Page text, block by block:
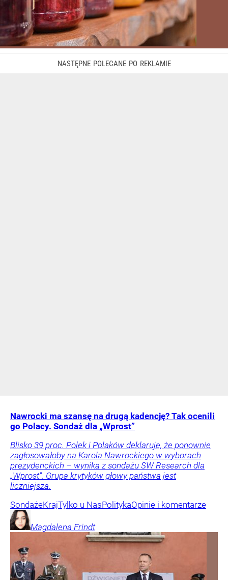
Nawrocki ma szansę na drugą kadencję? Tak ocenili
go Polacy. Sondaż dla „Wprost”
Blisko 39 proc. Polek i Polaków deklaruje, że ponownie
zagłosowałoby na Karola Nawrockiego w wyborach
prezydenckich – wynika z sondażu SW Research dla
„Wprost”. Grupa krytyków głowy państwa jest
liczniejsza.
SondażeKrajTylko u NasPolitykaOpinie i komentarze
Magdalena Frindt